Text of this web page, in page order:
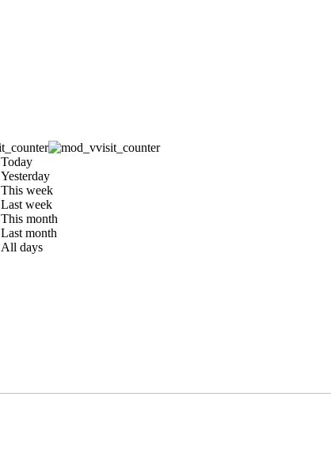
Today
Yesterday
This week
Last week
This month
Last month
All days